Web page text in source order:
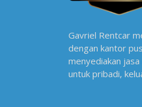
Gavriel Rentcar
dengan kantor
menyediakan
untuk pribadi,